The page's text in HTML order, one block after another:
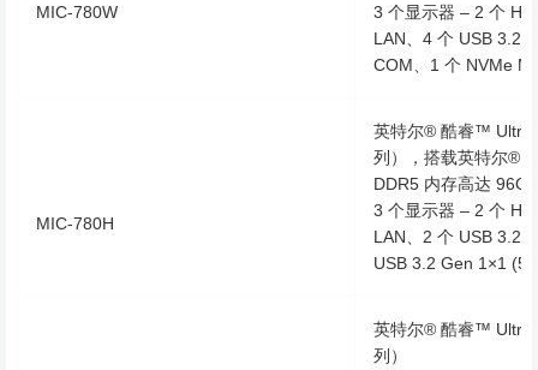
MIC-780W
3 个显示器 – 2 个
LAN、4 个 USB 3.2
COM、1 个 NVMe
MIC-780H
英特尔® 酷睿™ Ultra
列），搭载英特尔®
DDR5 内存高达
3 个显示器 – 2 个
LAN、2 个 USB 3.2
USB 3.2 Gen 1×1
英特尔® 酷睿™ Ultra
列）